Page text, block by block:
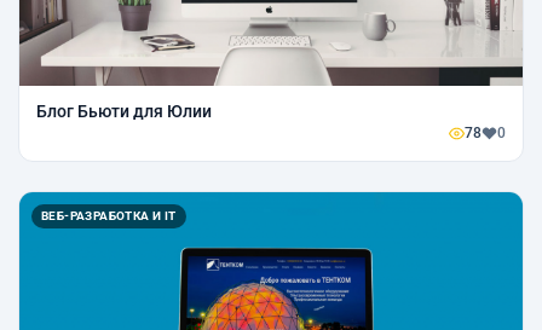
Блог Бьюти для Юлии
78 0
ВЕБ-РАЗРАБОТКА И IT